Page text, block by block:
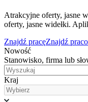
Atrakcyjne oferty, jasne
oferty, jasne widełki.
Znajdź pracęZnajdź
Nowość
Stanowisko, firma lub
Kraj